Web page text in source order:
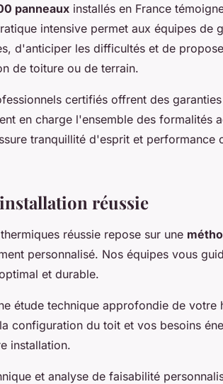
panneaux installés en France
intensive permet aux équipes de
d'anticiper les difficultés et de
de toiture ou de terrain.
certifiés offrent des
en charge l'ensemble des formalités
tranquillité d'esprit et performance
réussie
réussie repose sur une
personnalisé. Nos équipes vous
et durable.
étude technique approfondie de votre
configuration du toit et vos besoins
installation.
et analyse de faisabilité